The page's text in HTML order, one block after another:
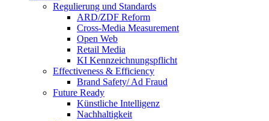
Regulierung und Standards
ARD/ZDF Reform
Cross-Media Measurement
Open Web
Retail Media
KI Kennzeichnungspflicht
Effectiveness & Efficiency
Brand Safety/ Ad Fraud
Future Ready
Künstliche Intelligenz
Nachhaltigkeit